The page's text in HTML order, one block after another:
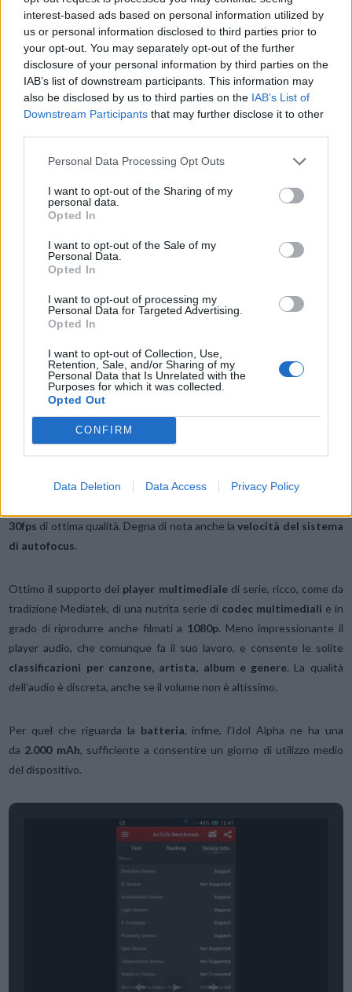
interest-based ads based on personal information utilized by
us or personal information disclosed to third parties prior to
your opt-out. You may separately opt-out of the further
disclosure of your personal information by third parties on the
IAB’s list of downstream participants. This information may
also be disclosed by us to third parties on the IAB’s List of
Downstream Participants that may further disclose it to other
Personal Data Processing Opt Outs
I want to opt-out of the Sharing of my
personal data.
Opted In
I want to opt-out of the Sale of my
Personal Data.
Opted In
I want to opt-out of processing my
Personal Data for Targeted Advertising.
Opted In
I want to opt-out of Collection, Use,
Retention, Sale, and/or Sharing of my
Personal Data that Is Unrelated with the
Purposes for which it was collected.
Opted Out
CONFIRM
Data Deletion Data Access Privacy Policy
Per quel che riguarda le specifiche tecniche, l’Alpha si situa nella
fascia media del mercato. Il telefono è equipaggiato con una CPU
prestazioni rilevate da Antutu situano il dispositivo di Alcatel
appena al di sotto di quelle di un Samsung Galaxy S3.
storage di dati e applicazioni, di cui13,3 sono disponibili all’utente
La RAM è invece di
utilizzata senza a-GPS,impiega un po’ di tempo ad agganciare il
segnale dei satelliti
Per quel che riguarda ilcomparto fotografico
Idol Alpha è equipaggiato con una fotocamera posteriore da
dotata diflash LED singolo e autofocus
fotocamera posteriore da 1,3 megapixel
, a scapito però della velocità di scatto. Decisamente migliore la
30fps di ottima qualità. Degna di nota anche lavelocità del sistema
di autofocus.
Ottimo il supporto del player multimedialedi serie, ricco, come da
tradizione Mediatek, di una nutrita serie di codec multimediali e in
grado di riprodurre anche filmati a 1080p. Meno impressionante il
player audio, che comunque fa il suo lavoro, e consente le solite
classificazioni per canzone, artista, album e genere. La qualità
dell’audio è discreta, anche se il volume non è altissimo.
Per quel che riguarda la batteria, infine, l’Idol Alpha ne ha una
da 2.000 mAh, sufficiente a consentire un giorno di utilizzo medio
del dispositivo.